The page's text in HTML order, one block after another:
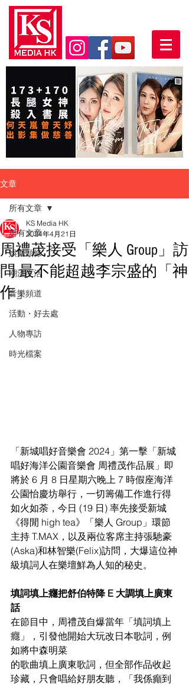
文章
所有文章
娛樂頭條
潮流生活
音樂頻道
活動・好去處
人物專訪
時光檔案
所有文章
周禮茂接受「樂人 Group」訪
問 最不能超越李宗盛的「神
作」
KS Media HK
2024年4月21日
「新城唱好音樂會 2024」第一擊「新城
唱好海洋公園音樂會 周禮茂作品展」即
將於 6 月 8 日星期六晚上 7 時假座海洋
公園怡慶坊舉行，一切籌備工作進行得
如火如荼，今日 (19 日) 率先接受新城
《得閒 high tea》「樂人 Group」環節
主持 T.MAX，以及兩位客席主持張馳豪
(Aska)和林智樂(Felix)訪問，大爆這位神
級填詞人在樂壇鮮為人知的秘史。
填詞填上癮把舒伯特降 E 大調填上廣東
話
在節目中，周禮茂自爆當年「填詞填上
癮」，引發他開始大玩改日本歌詞，例
如將中森明菜
的歌曲填上廣東歌詞，但全部作品收起
珍藏，只會唱給好朋友聽，「我係癲到